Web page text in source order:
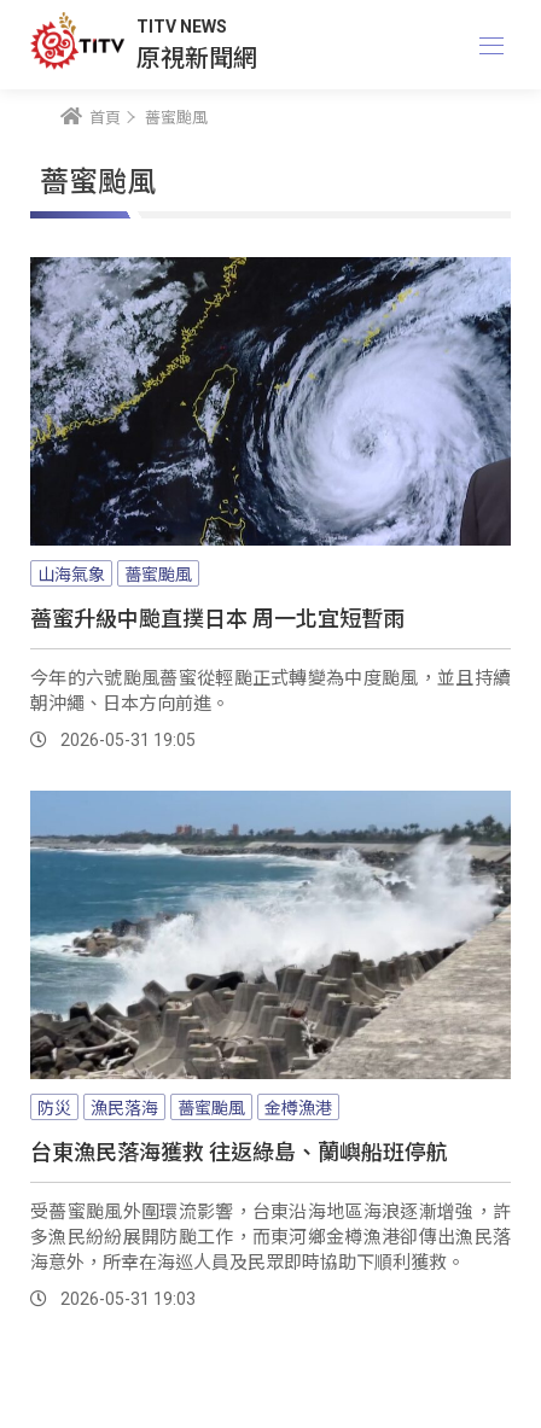
TITV NEWS
原視新聞網
首頁 薔蜜颱風
薔蜜颱風
山海氣象 薔蜜颱風
薔蜜升級中颱直撲日本 周一北宜短暫雨
今年的六號颱風薔蜜從輕颱正式轉變為中度颱風，並且持續
朝沖繩、日本方向前進。
2026-05-31 19:05
防災 漁民落海 薔蜜颱風 金樽漁港
台東漁民落海獲救 往返綠島、蘭嶼船班停航
受薔蜜颱風外圍環流影響，台東沿海地區海浪逐漸增強，許
多漁民紛紛展開防颱工作，而東河鄉金樽漁港卻傳出漁民落
海意外，所幸在海巡人員及民眾即時協助下順利獲救。
2026-05-31 19:03